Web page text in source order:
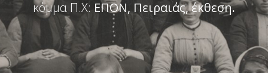
κόμμα Π.Χ: ΕΠΟΝ, Πειραιάς, έκθεση.